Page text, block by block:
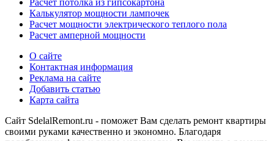
Расчет потолка из гипсокартона
Калькулятор мощности лампочек
Расчет мощности электрического теплого пола
Расчет амперной мощности
О сайте
Контактная информация
Реклама на сайте
Добавить статью
Карта сайта
Сайт SdelalRemont.ru - поможет Вам сделать ремонт квартиры
своими руками качественно и экономно. Благодаря